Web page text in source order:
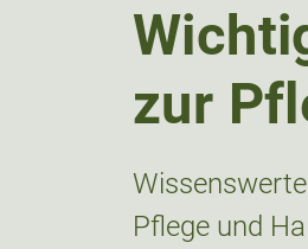
zur
Pflege und